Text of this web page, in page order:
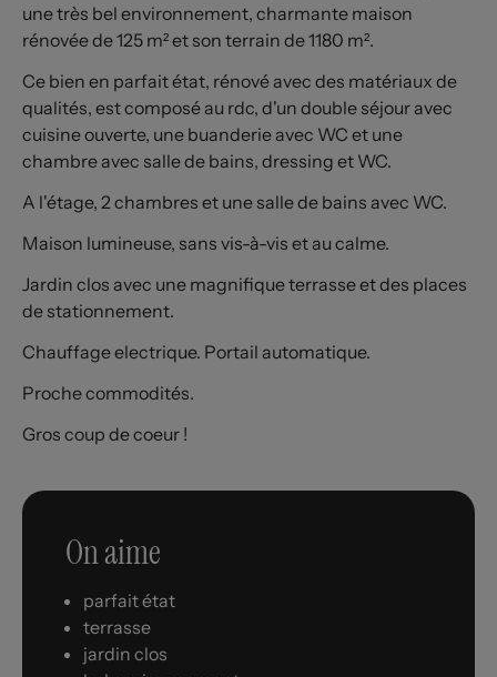
une très bel environnement, charmante maison
rénovée de 125 m² et son terrain de 1180 m².
Ce bien en parfait état, rénové avec des matériaux de
qualités, est composé au rdc, d'un double séjour avec
cuisine ouverte, une buanderie avec WC et une
chambre avec salle de bains, dressing et WC.
A l'étage, 2 chambres et une salle de bains avec WC.
Maison lumineuse, sans vis-à-vis et au calme.
Jardin clos avec une magnifique terrasse et des places
de stationnement.
Chauffage electrique. Portail automatique.
Proche commodités.
Gros coup de coeur !
On aime
parfait état
terrasse
jardin clos